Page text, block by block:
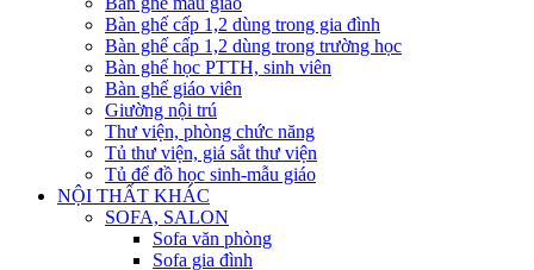
Bàn ghế cấp 1,2 dùng trong gia đình
Bàn ghế cấp 1,2 dùng trong trường học
Bàn ghế học PTTH, sinh viên
Bàn ghế giáo viên
Giường nội trú
Thư viện, phòng chức năng
Tủ thư viện, giá sắt thư viện
Tủ để đồ học sinh-mẫu giáo
NỘI THẤT KHÁC
SOFA, SALON
Sofa văn phòng
Sofa gia đình